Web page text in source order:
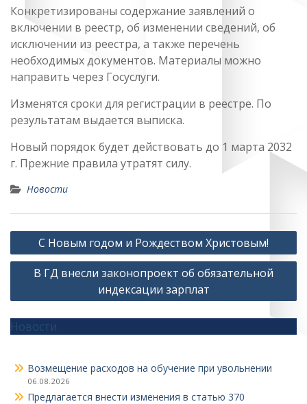
Конкретизированы содержание заявлений о
включении в реестр, об изменении сведений, об
исключении из реестра, а также перечень
необходимых документов. Материалы можно
направить через Госуслуги.
Изменятся сроки для регистрации в реестре. По
результатам выдается выписка.
Новый порядок будет действовать до 1 марта 2032
г. Прежние правила утратят силу.
Новости
Навигация
по
записям
С Новым годом и Рождеством Христовым!
В ГД внесли законопроект об обязательной
индексации зарплат
Новости
Возмещение расходов на обучение при увольнении
06.08.2026
Предлагается внести изменения в статью 370